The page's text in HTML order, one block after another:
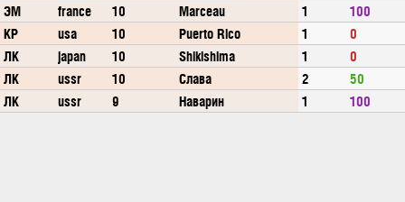
ЭМ
france 10 Marceau 1
100
КР
usa 10 Puerto Rico 1
0
ЛК
japan 10 Shikishima 1
0
ЛК
ussr 10 Слава 2
50
ЛК
ussr 9 Наварин 1 100